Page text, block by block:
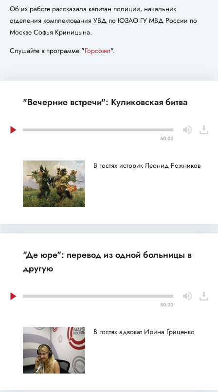
Об их работе рассказала капитан полиции, начальник
отделения комплектования УВД по ЮЗАО ГУ МВД России по
Москве Софья Криницына.
Слушайте в программе "Горсовет".
"Вечерние встречи": Куликовская битва
50:02
В гостях историк Леонид Рожников
"Де юре": перевод из одной больницы в
другую
50:20
В гостях адвокат Ирина Гриценко